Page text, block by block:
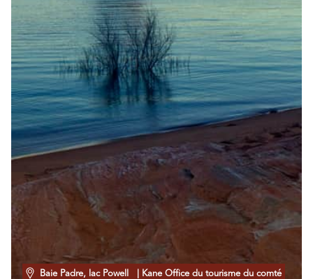
Baie Padre, lac Powell | Kane Office du tourisme du comté